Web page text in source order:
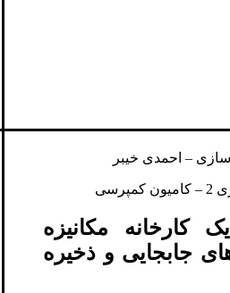
– احمدی خیبر
کارخانه مکانیزه
جابجایی و ذخیره